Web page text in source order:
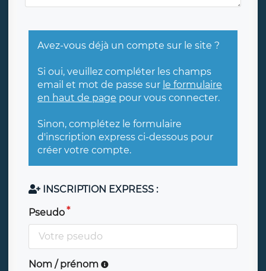
Avez-vous déjà un compte sur le site ?
Si oui, veuillez compléter les champs
email et mot de passe sur le formulaire
en haut de page pour vous connecter.
Sinon, complétez le formulaire
d'inscription express ci-dessous pour
créer votre compte.
INSCRIPTION EXPRESS :
Pseudo
Nom / prénom